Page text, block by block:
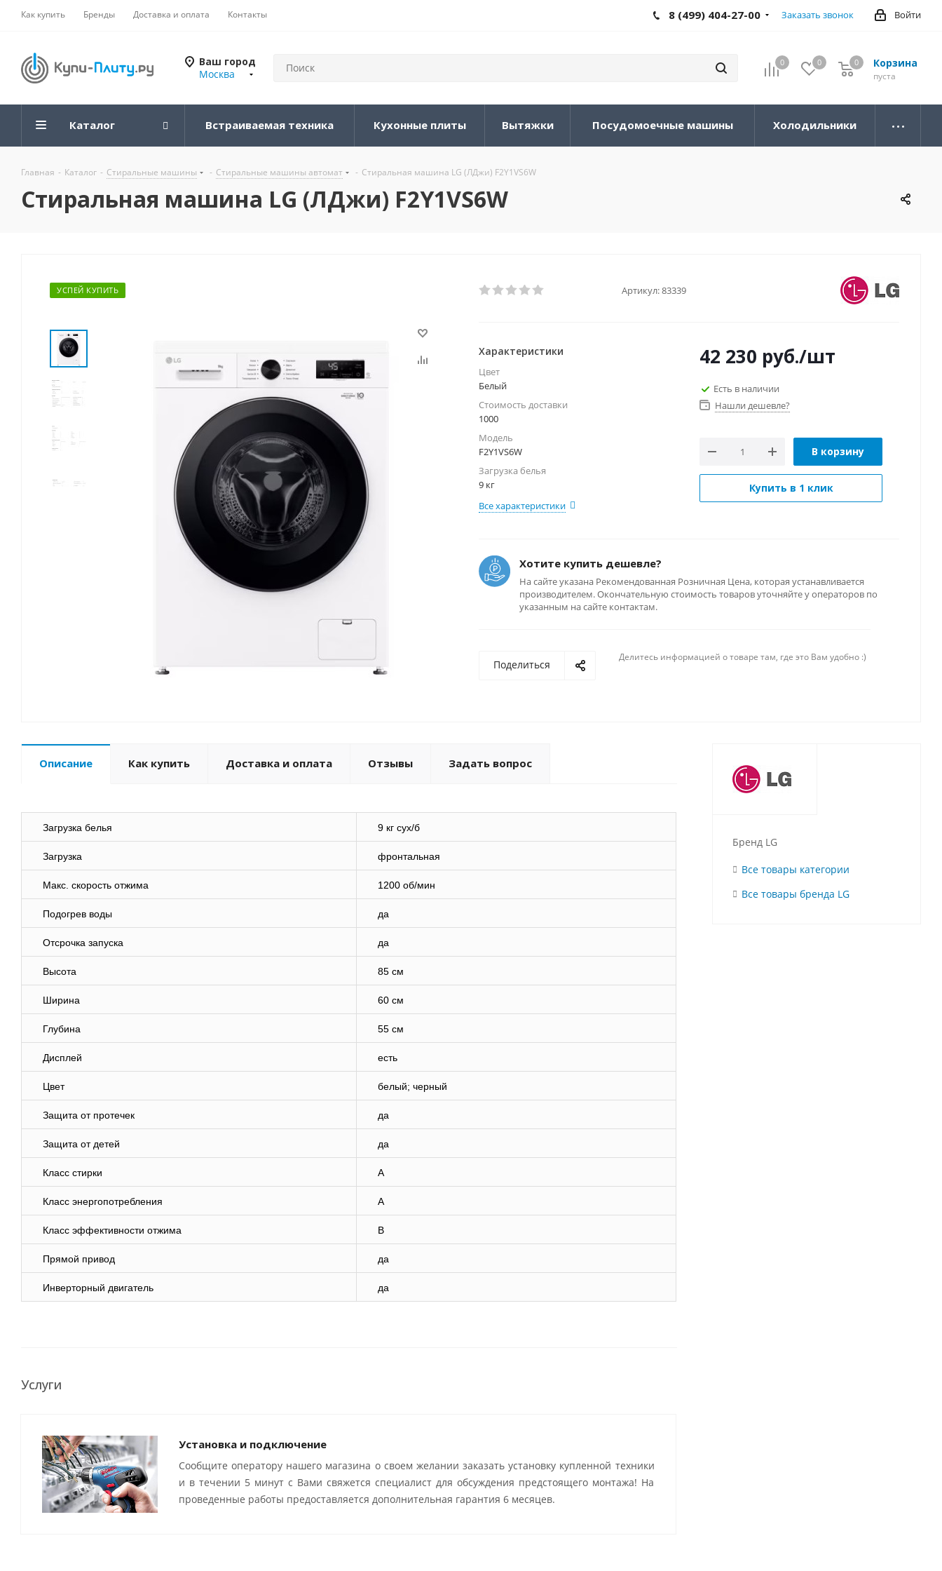
Как купить Бренды Доставка и оплата Контакты Войти
8 (499) 404-27-00 Заказать звонок
Ваш город
Москва
0 0 Корзина
0
пуста
0
Каталог Встраиваемая техника Кухонные плиты Вытяжки Посудомоечные машины Холодильники
Главная - Каталог - Стиральные машины - Стиральные машины автомат - Стиральная машина LG (ЛДжи) F2Y1VS6W
Стиральная машина LG (ЛДжи) F2Y1VS6W
УСПЕЙ КУПИТЬ Артикул:83339
Характеристики
Цвет
Белый
Стоимость доставки
1000
Модель
F2Y1VS6W
Загрузка белья
9 кг
Все характеристики
42 230 руб./шт
Есть в наличии
Нашли дешевле?
В корзину
Купить в 1 клик
Хотите купить дешевле?
На сайте указана Рекомендованная Розничная Цена, которая устанавливается
производителем. Окончательную стоимость товаров уточняйте у операторов по
указанным на сайте контактам.
Поделиться
Делитесь информацией о товаре там, где это Вам удобно :)
Описание Как купить Доставка и оплата Отзывы Задать вопрос
Загрузка белья 9 кг сух/б
Загрузка фронтальная
Макс. скорость отжима 1200 об/мин
Подогрев воды да
Отсрочка запуска да
Высота 85 см
Ширина 60 см
Глубина 55 см
Дисплей есть
Цвет белый; черный
Защита от протечек да
Защита от детей да
Класс стирки A
Класс энергопотребления A
Класс эффективности отжима B
Прямой привод да
Инверторный двигатель да
Услуги
Установка и подключение
Сообщите оператору нашего магазина о своем желании заказать установку купленной техники
и в течении 5 минут с Вами свяжется специалист для обсуждения предстоящего монтажа! На
проведенные работы предоставляется дополнительная гарантия 6 месяцев.
Бренд LG
Все товары категории
Все товары бренда LG